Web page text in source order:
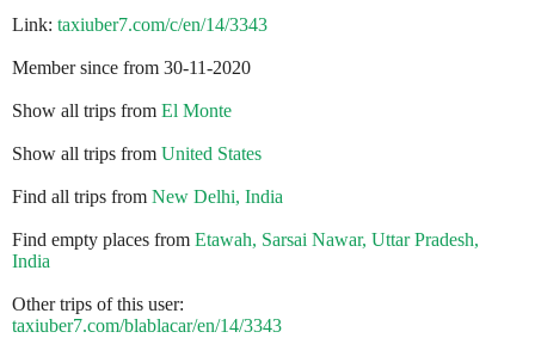
Link: taxiuber7.com/c/en/14/3343
Member since from 30-11-2020
Show all trips from El Monte
Show all trips from United States
Find all trips from New Delhi, India
Find empty places from Etawah, Sarsai Nawar, Uttar Pradesh,
India
Other trips of this user:
taxiuber7.com/blablacar/en/14/3343